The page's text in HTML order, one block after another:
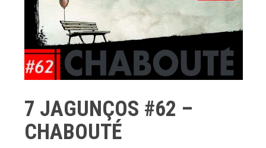
7 JAGUNÇOS #62 –
CHABOUTÉ